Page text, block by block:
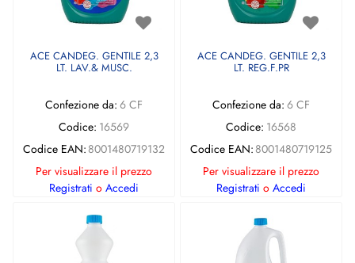
ACE CANDEG. GENTILE 2,3
LT. LAV.& MUSC.
Confezione da: 6 CF
Codice: 16569
Codice EAN: 8001480719132
Per visualizzare il prezzo
Registrati o Accedi
ACE CANDEG. GENTILE 2,3
LT. REG.F.PR
Confezione da: 6 CF
Codice: 16568
Codice EAN: 8001480719125
Per visualizzare il prezzo
Registrati o Accedi